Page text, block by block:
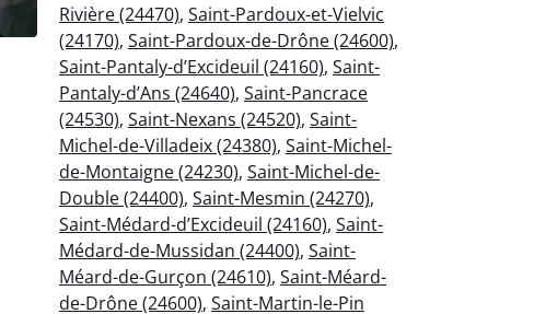
Rivière (24470), Saint-Pardoux-et-Vielvic
(24170), Saint-Pardoux-de-Drône (24600),
Saint-Pantaly-d’Excideuil (24160), Saint-
Pantaly-d’Ans (24640), Saint-Pancrace
(24530), Saint-Nexans (24520), Saint-
Michel-de-Villadeix (24380), Saint-Michel-
de-Montaigne (24230), Saint-Michel-de-
Double (24400), Saint-Mesmin (24270),
Saint-Médard-d’Excideuil (24160), Saint-
Médard-de-Mussidan (24400), Saint-
Méard-de-Gurçon (24610), Saint-Méard-
de-Drône (24600), Saint-Martin-le-Pin